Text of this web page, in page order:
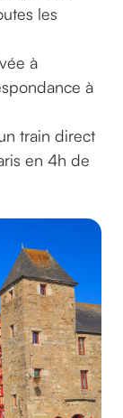
les
à
à
train direct
en 4h de